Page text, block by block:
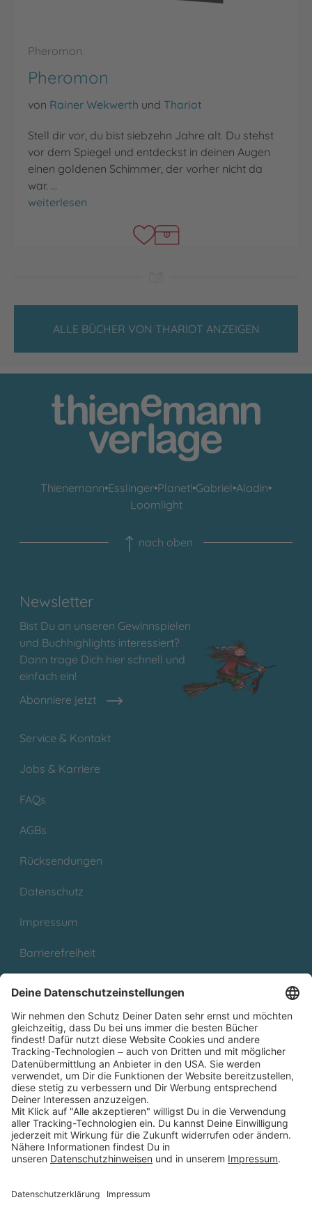
Pheromon
Pheromon
von Rainer Wekwerth und Thariot
Stell dir vor, du bist siebzehn Jahre alt. Du stehst
vor dem Spiegel und entdeckst in deinen Augen
einen goldenen Schimmer, der vorher nicht da
war. …
Pheromon
weiterlesen
ALLE BÜCHER VON THARIOT ANZEIGEN
Thienemann•Esslinger•Planet!•Gabriel•Aladin•
Loomlight
nach oben
Newsletter
Bist Du an unseren Gewinnspielen
und Buchhighlights interessiert?
Dann trage Dich hier schnell und
einfach ein!
Abonniere jetzt
Service & Kontakt
Jobs & Karriere
FAQs
AGBs
Rücksendungen
Datenschutz
Impressum
Barrierefreiheit
Partnerprogramm (Affiliate)
Folge uns auf
* Versandkostenfrei ab 9,00 € Bestellwert innerhalb
Deutschlands
** Lieferzeit 1-3 Werktage innerhalb Deutschlands
Thienemann-Esslinger Verlag GmbH, Blumenstraße 36, D-70182